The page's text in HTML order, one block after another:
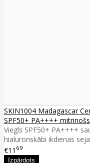
SKIN1004 Madagascar
SPF50+ PA++++
Viegls SPF50+ PA++++
hialuronskābi ikdienas
€11 69